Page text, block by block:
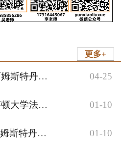
更多+
恭喜X同学获得荷兰阿姆斯特丹大学本科预科+精算学本科offer 04-25
恭喜Q同学获得荷兰莱顿大学法学硕士录取 01-10
恭喜Z同学获得荷兰阿姆斯特丹大学媒体信息硕士录取 01-10